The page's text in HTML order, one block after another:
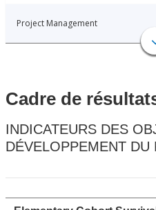
Project Management
Cadre de
INDICATEURS DES
DÉVELOPPEMENT DU